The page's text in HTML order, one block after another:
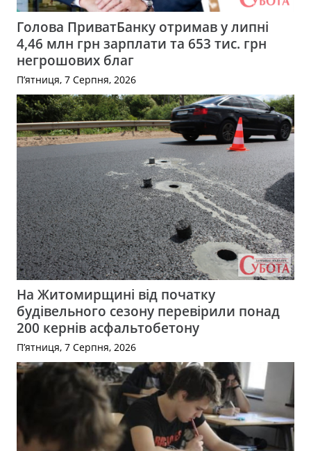
Голова ПриватБанку отримав у липні
4,46 млн грн зарплати та 653 тис. грн
негрошових благ
П’ятниця, 7 Серпня, 2026
На Житомирщині від початку
будівельного сезону перевірили понад
200 кернів асфальтобетону
П’ятниця, 7 Серпня, 2026